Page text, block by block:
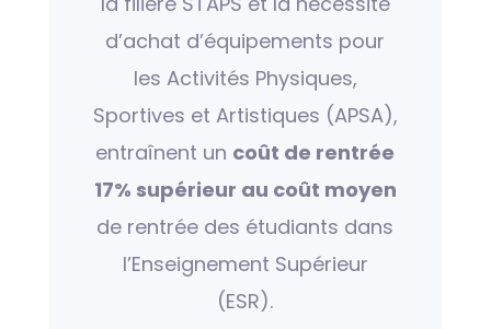
d’achat d’équipements pour
les Activités Physiques,
Sportives et Artistiques (APSA),
entraînent un coût de rentrée
17% supérieur au coût moyen
de rentrée des étudiants dans
l’Enseignement Supérieur
(ESR).